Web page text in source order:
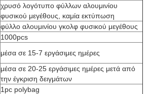
χρυσό λογότυπο φύλλων αλουμινίου
φυσικού μεγέθους, καμία εκτύπωση
φύλλο αλουμινίου γκολφ φυσικού μεγέθους
1000pcs
μέσα σε 15-7 εργάσιμες ημέρες
μέσα σε 20-25 εργάσιμες ημέρες μετά από
την έγκριση δειγμάτων
1pc polybag